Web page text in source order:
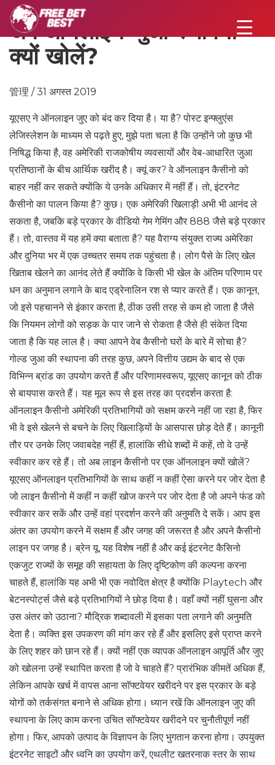
अब ऑनलाइन जुआ स्थापना
क्यों खोलें?
管理 / 31 अगस्त 2019
यूएसए ने ऑनलाइन जुए को बंद कर दिया है। या है? पोस्ट इन्फ्लुएंस
लेजिस्लेशन के माध्यम से पढ़ते हुए, मुझे पता चला है कि उन्होंने जो कुछ भी
निषिद्ध किया है, वह अमेरिकी राजकोषीय व्यवसायों और वेब-आधारित जुआ
प्रतिष्ठानों के बीच आर्थिक खरीद है। क्यूं कर? वे ऑनलाइन कैसीनो को
बाहर नहीं कर सकते क्योंकि ये उनके अधिकार में नहीं हैं। तो, इंटरनेट
कैसीनो का पालन किया है? कुछ। एक अमेरिकी खिलाड़ी अभी भी आनंद ले
सकता है, जबकि बड़े प्रकार के वीडियो गेम गेमिंग और 888 जैसे बड़े प्रकार
हैं। तो, वास्तव में यह हमें क्या बताता है? यह वैराग्य संयुक्त राज्य अमेरिका
और दुनिया भर में एक उच्चतर समय तक पहुंचता है। लोग पैसे के लिए खेल
खिताब खेलने का आनंद लेते हैं क्योंकि वे किसी भी खेल के अंतिम परिणाम पर
धन का अनुमान लगाने के बाद एड्रेनालिन रश से प्यार करते हैं। एक कानून,
जो इसे पहचानने से इंकार करता है, ठीक उसी तरह से कम हो जाता है जैसे
कि नियमन लोगों को सड़क के पार जाने से रोकता है जैसे ही संकेत दिया
जाता है कि यह लाल है। क्या आपने वेब कैसीनो घरों के बारे में सोचा है?
गोल्ड जुआ की स्थापना की तरह कुछ, अपने वित्तीय उद्यम के बाद से एक
विभिन्न ब्रांड का उपयोग करते हैं और परिणामस्वरूप, यूएसए कानून को ठीक
से बायपास करते हैं। यह मूल रूप से इस तरह का प्रदर्शन करता है:
ऑनलाइन कैसीनो अमेरिकी प्रतिभागियों को सक्षम करने नहीं जा रहा है, फिर
भी वे इसे खेलने से बचने के लिए खिलाड़ियों के आसपास छोड़ देते हैं। कानूनी
तौर पर उनके लिए जवाबदेह नहीं हैं, हालांकि सीधे शब्दों में कहें, तो वे उन्हें
स्वीकार कर रहे हैं। तो अब लाइन कैसीनो पर एक ऑनलाइन क्यों खोलें?
यूएसए ऑनलाइन प्रतिभागियों के साथ कहीं न कहीं ऐसा करने पर जोर देता है
जो लाइन कैसीनो में कहीं न कहीं खोज करने पर जोर देता है जो अपने फंड को
स्वीकार कर सकें और उन्हें वहां प्रदर्शन करने की अनुमति दे सकें। आप इस
अंतर का उपयोग करने में सक्षम हैं और जगह की जरूरत है और अपने कैसीनो
लाइन पर जगह है। ब्रेन यू, यह विशेष नहीं है और कई इंटरनेट कैसिनो
एकजुट राज्यों के समूह की सहायता के लिए दृष्टिकोण की कल्पना करना
चाहते हैं, हालांकि यह अभी भी एक नवोदित क्षेत्र है क्योंकि Playtech और
बेटनस्पोर्ट्स जैसे बड़े प्रतिभागियों ने छोड़ दिया है। वहाँ क्यों नहीं घुसना और
उस अंतर को उठाना? मौद्रिक शब्दावली में इसका पता लगाने की अनुमति
देता है। व्यक्ति इस उपकरण की मांग कर रहे हैं और इसलिए इसे प्राप्त करने
के लिए शहर को छान रहे हैं। क्यों नहीं एक व्यापक ऑनलाइन आपूर्ति और जुए
को खोलना उन्हें स्थापित करता है जो वे चाहते हैं? प्रारंभिक कीमतें अधिक हैं,
लेकिन आपके खर्च में वापस आना सॉफ्टवेयर खरीदने पर इस प्रकार के बड़े
योगों को तर्कसंगत बनाने से अधिक होगा। ध्यान रखें कि ऑनलाइन जुए की
स्थापना के लिए काम करना उचित सॉफ्टवेयर खरीदने पर चुनौतीपूर्ण नहीं
होगा। फिर, आपको उत्पाद के विज्ञापन के लिए भुगतान करना होगा। उपयुक्त
इंटरनेट साइटों और ध्वनि का उपयोग करें, एथलीट खतरनाक स्तर के साथ